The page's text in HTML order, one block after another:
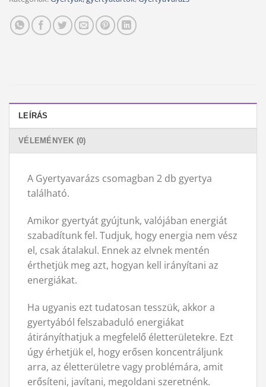
LEÍRÁS
VÉLEMÉNYEK (0)
A Gyertyavarázs csomagban 2 db gyertya
található.
Amikor gyertyát gyújtunk, valójában energiát
szabadítunk fel. Tudjuk, hogy energia nem vész
el, csak átalakul. Ennek az elvnek mentén
érthetjük meg azt, hogyan kell irányítani az
energiákat.
Ha ugyanis ezt tudatosan tesszük, akkor a
gyertyából felszabaduló energiákat
átirányíthatjuk a megfelelő életterületekre. Ezt
úgy érhetjük el, hogy erősen koncentráljunk
arra, az életterületre vagy problémára, amit
erősíteni, javítani, megoldani szeretnénk.